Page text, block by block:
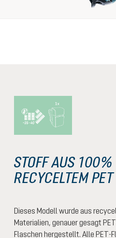
STOFF AUS 100%
RECYCELTEM PET
Dieses Modell wurde aus
Materialien, genauer gesagt
Flaschen hergestellt. Alle PET-